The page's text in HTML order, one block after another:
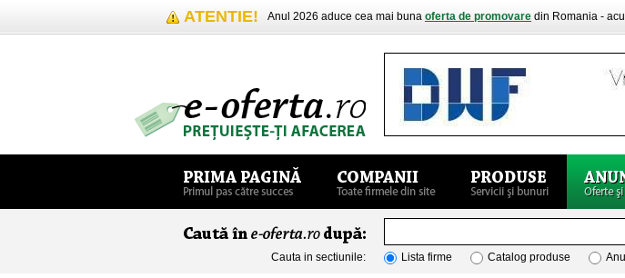
ATENTIE! Anul 2026 aduce cea mai buna oferta de promovare din Romania -
Cauta in sectiunile: Lista firme Catalog produse